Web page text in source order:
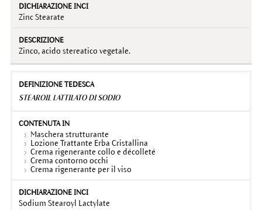
Zinc Stearate
Zinco, acido stereatico vegetale.
STEAROIL LATTILATO DI SODIO
Maschera strutturante
Lozione Trattante Erba Cristallina
Crema rigenerante collo e décolleté
Crema contorno occhi
Crema rigenerante per il viso
Sodium Stearoyl Lactylate